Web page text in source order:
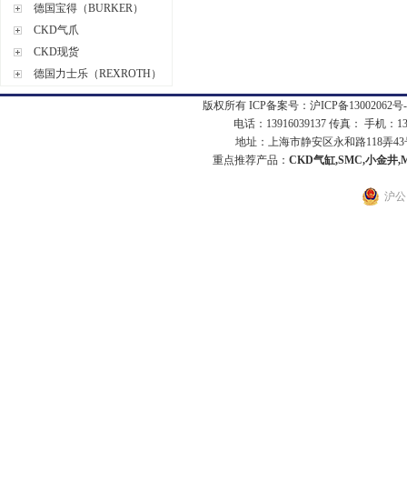
德国宝得（BURKER）
CKD气爪
CKD现货
德国力士乐（REXROTH）
版权所有 ICP备案号： 沪ICP备13002062号
电话：13916039137 传真： 手机：
地址：上海市静安区永和路118弄43
重点推荐产品： CKD气缸,SMC,小金井
沪公